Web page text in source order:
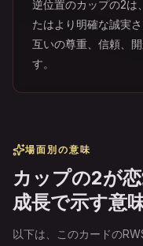
逆位置のカップの2は
たはより明確な誠実
互いの尊重、信頼、
す。
場面別の意味
カップの2が
成長で示す意
以下は、このカードの